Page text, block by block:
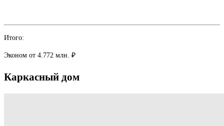
Итого:
Эконом от 4.772 млн. ₽
Каркасный дом